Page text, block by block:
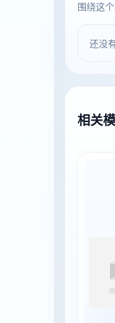
围绕这
还没
相关